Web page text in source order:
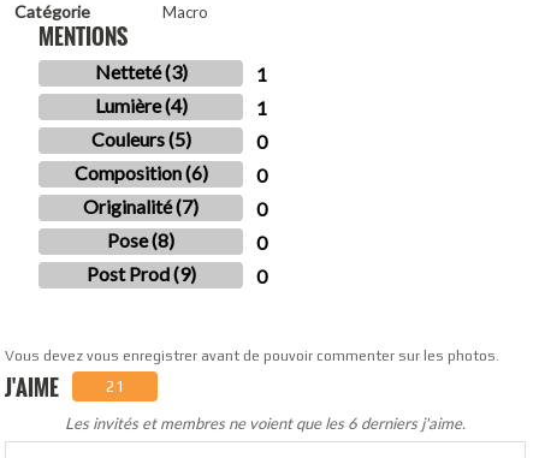
Catégorie Macro
MENTIONS
Netteté (3)
1
Lumière (4)
1
Couleurs (5)
0
Composition (6)
0
Originalité (7)
0
Pose (8)
0
Post Prod (9)
0
Vous devez vous enregistrer avant de pouvoir commenter sur les photos.
J'AIME 21
Les invités et membres ne voient que les 6 derniers j'aime.